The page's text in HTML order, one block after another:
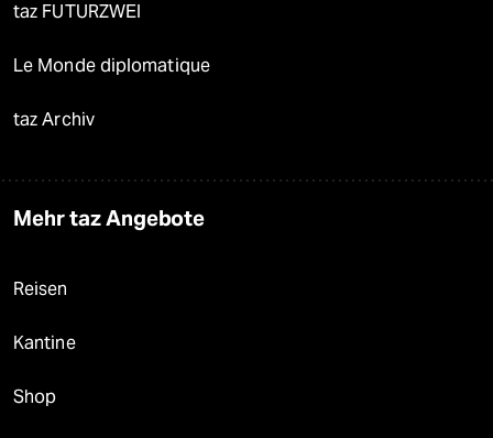
taz FUTURZWEI
Le Monde diplomatique
taz Archiv
Mehr taz Angebote
Reisen
Kantine
Shop